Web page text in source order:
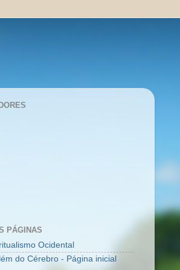
PÁGINAS
Ocidental
do Cérebro - Página inicial